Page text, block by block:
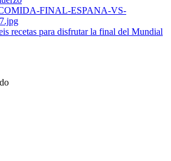
recetas para disfrutar la final del Mundial